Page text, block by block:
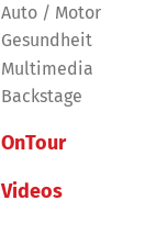
Auto / Motor
Gesundheit
Multimedia
Backstage
OnTour
Videos